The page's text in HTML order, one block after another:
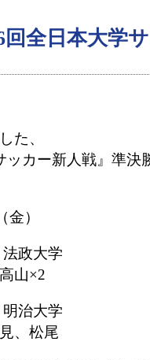
回全日本大学
た、
ッカー新人戦』準
）
政大学
山×2
治大学
、松尾